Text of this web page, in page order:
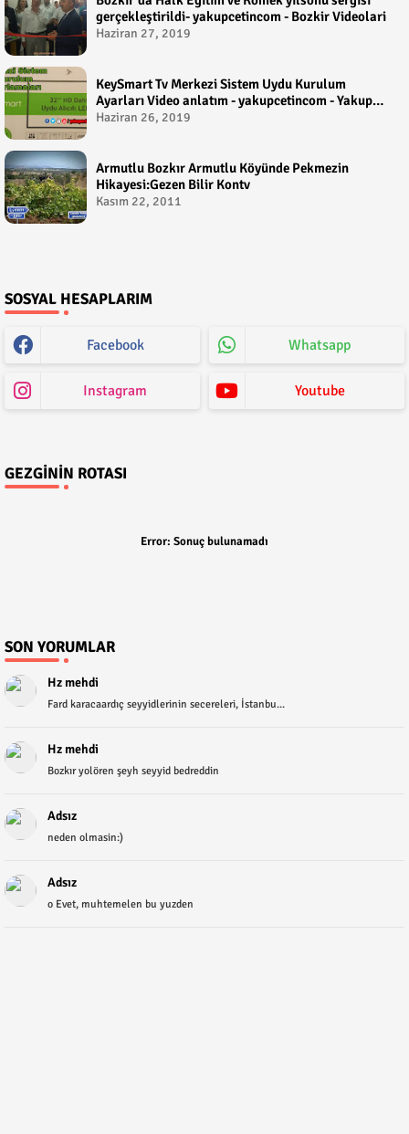
gerçekleştirildi- yakupcetincom - Bozkir Videolari
Haziran 27, 2019
KeySmart Tv Merkezi Sistem Uydu Kurulum
Ayarları Video anlatım - yakupcetincom - Yakup
Çetin
Haziran 26, 2019
Armutlu Bozkır Armutlu Köyünde Pekmezin
Hikayesi:Gezen Bilir Kontv
Kasım 22, 2011
SOSYAL HESAPLARIM
Facebook Whatsapp
Instagram Youtube
GEZGININ ROTASI
Error: Sonuç bulunamadı
SON YORUMLAR
Hz mehdi
Fard karacaardıç seyyidlerinin secereleri, İstanbu...
Hz mehdi
Bozkır yolören şeyh seyyid bedreddin
Adsız
neden olmasin:)
Adsız
o Evet, muhtemelen bu yuzden